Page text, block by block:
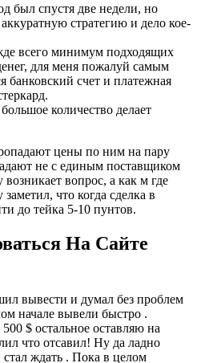
был спустя две недели, но
стратегию и дело кое-
всего минимум подходящих
для меня пожалуй самым
банковский счет и платежная
количество делает
цены по ним на пару
не с единым поставщиком
вопрос, а как м где
что когда сделка в
до тейка 5-10 пунтов.
На Сайте
вывести и думал без проблем
начале вывели быстро .
$ остальное оставляю на
что отсавил! Ну да ладно
ждать . Пока в целом